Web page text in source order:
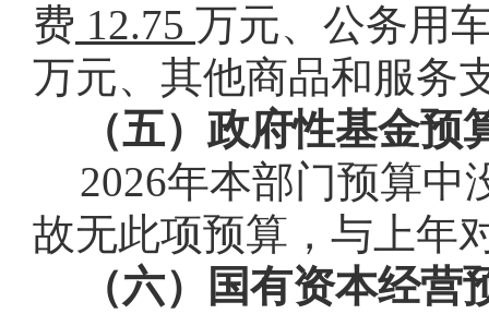
费 12.75 万元、公务用
万元、其他商品和服务
（五）政府性基金预
2026年本部门预算中
故无此项预算，与上年
（六）国有资本经